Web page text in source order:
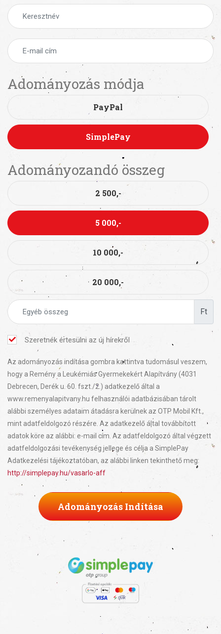
Adományozás módja
PayPal
SimplePay
Adományozandó összeg
2 500,-
5 000,-
10 000,-
20 000,-
Ft
Szeretnék értesülni az új hírekről
Az adományozás indítása gombra kattintva tudomásul veszem,
hogy a Remény a Leukémiás Gyermekekért Alapítvány (4031
Debrecen, Derék u. 60. fszt./2.) adatkezelő által a
www.remenyalapitvany.hu felhasználói adatbázisában tárolt
alábbi személyes adataim átadásra kerülnek az OTP Mobil Kft.,
mint adatfeldolgozó részére. Az adatkezelő által továbbított
adatok köre az alábbi: e-mail cím. Az adatfeldolgozó által végzett
adatfeldolgozási tevékenység jellege és célja a SimplePay
Adatkezelési tájékoztatóban, az alábbi linken tekinthető meg:
http://simplepay.hu/vasarlo-aff
Adományozás Indítása